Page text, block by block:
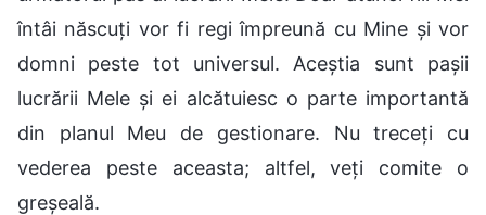
întâi născuți vor fi regi împreună cu Mine și vor
domni peste tot universul. Aceștia sunt pașii
lucrării Mele și ei alcătuiesc o parte importantă
din planul Meu de gestionare. Nu treceți cu
vederea peste aceasta; altfel, veți comite o
greșeală.